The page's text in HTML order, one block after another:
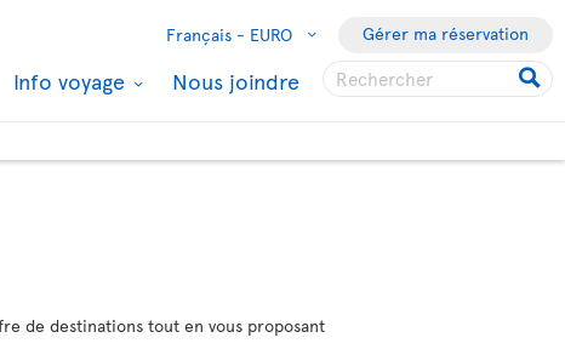
Français - EURO Gérer ma réservation
Info voyage Nous joindre
de destinations tout en vous proposant